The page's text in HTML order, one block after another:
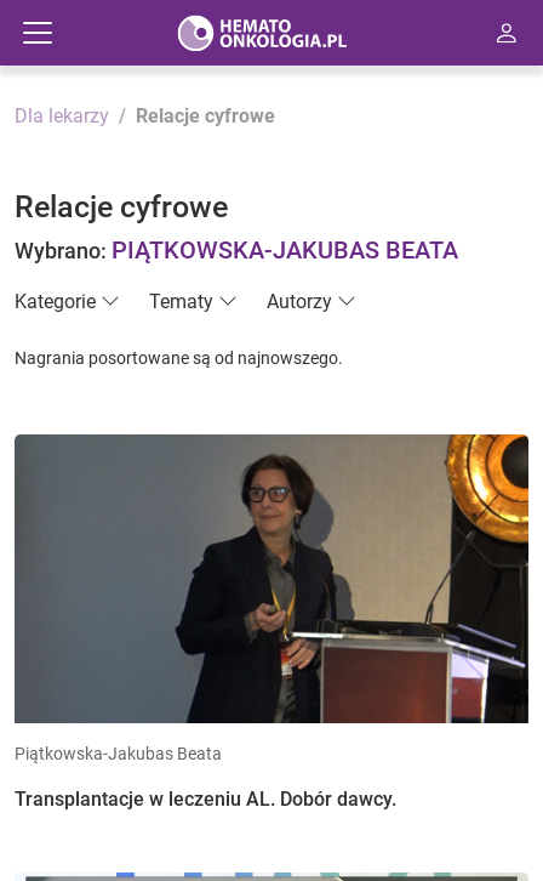
Dla lekarzy Relacje cyfrowe
Relacje cyfrowe
Wybrano: PIĄTKOWSKA-JAKUBAS BEATA
Kategorie Tematy Autorzy
Nagrania posortowane są od najnowszego.
Piątkowska-Jakubas Beata
Transplantacje w leczeniu AL. Dobór dawcy.